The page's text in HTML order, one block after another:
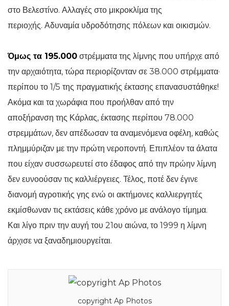
στο Βελεστίνο. Αλλαγές στο μικροκλίμα της
περιοχής. Αδυναμία υδροδότησης πόλεων και οικισμών.
Όμως τα 195.000 στρέμματα της λίμνης που υπήρχε από
την αρχαιότητα, τώρα περιορίζονταν σε 38.000 στρέμματα·
περίπου το 1/5 της πραγματικής έκτασης επανασυστάθηκε!
Ακόμα και τα χωράφια που προήλθαν από την
αποξήρανση της Κάρλας, έκτασης περίπου 78.000
στρεμμάτων, δεν απέδωσαν τα αναμενόμενα οφέλη, καθώς
πλημμύριζαν με την πρώτη νεροποντή. Επιπλέον τα άλατα
που είχαν συσσωρευτεί στο έδαφος από την πρώην λίμνη
δεν ευνοούσαν τις καλλιέργειες. Τέλος, ποτέ δεν έγινε
διανομή αγροτικής γης ενώ οι ακτήμονες καλλιεργητές
εκμίσθωναν τις εκτάσεις κάθε χρόνο με ανάλογο τίμημα.
Και λίγο πριν την αυγή του 21ου αιώνα, το 1999 η λίμνη
άρχισε να ξαναδημιουργείται.
copyright Ap Photos